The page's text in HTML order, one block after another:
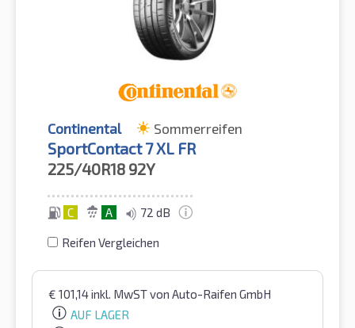
Continental Sommerreifen
SportContact 7 XL FR
225/40R18 92Y
C A 72 dB
Reifen Vergleichen
€ 101,14inkl. MwSTvon Auto-Raifen GmbH
AUF LAGER